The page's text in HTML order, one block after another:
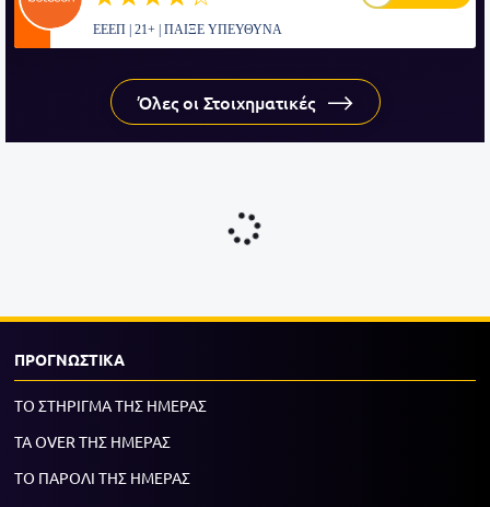
ΕΕΕΠ | 21+ | ΠΑΙΞΕ ΥΠΕΥΘΥΝΑ
Όλες οι Στοιχηματικές
ΠΡΟΓΝΩΣΤΙΚΑ
ΤΟ ΣΤΗΡΙΓΜΑ ΤΗΣ ΗΜΕΡΑΣ
ΤΑ OVER ΤΗΣ ΗΜΕΡΑΣ
ΤΟ ΠΑΡΟΛΙ ΤΗΣ ΗΜΕΡΑΣ